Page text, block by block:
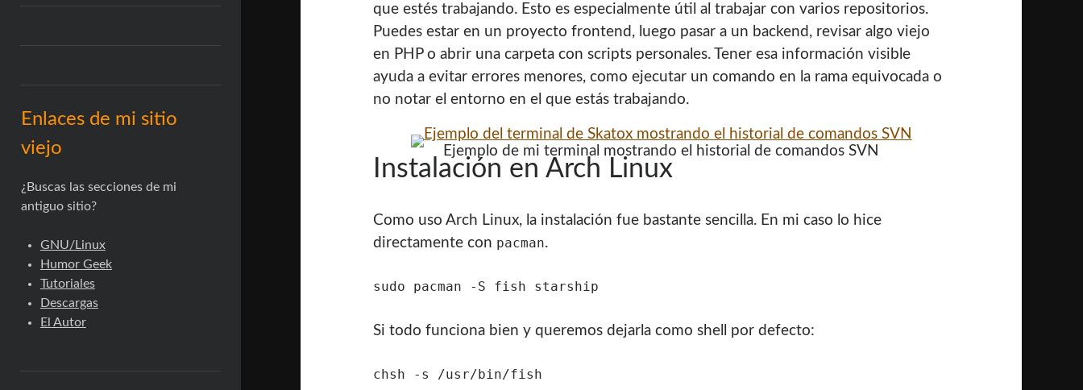
Enlaces de mi sitio
viejo
¿Buscas las secciones de mi
antiguo sitio?
GNU/Linux
Humor Geek
Tutoriales
Descargas
El Autor
que estés trabajando. Esto es especialmente útil al trabajar con varios repositorios.
Puedes estar en un proyecto frontend, luego pasar a un backend, revisar algo viejo
en PHP o abrir una carpeta con scripts personales. Tener esa información visible
ayuda a evitar errores menores, como ejecutar un comando en la rama equivocada o
no notar el entorno en el que estás trabajando.
Ejemplo de mi terminal mostrando el historial de comandos SVN
Instalación en Arch Linux
Como uso Arch Linux, la instalación fue bastante sencilla. En mi caso lo hice
directamente con pacman.
sudo pacman -S fish starship
Si todo funciona bien y queremos dejarla como shell por defecto:
chsh -s /usr/bin/fish